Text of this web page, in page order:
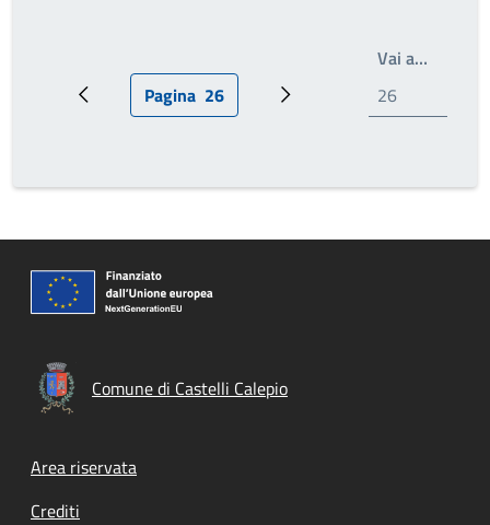
Pagina precedentePagina attuale
Pagina 26 Prossima pagina
Vai a…Write
Comune di Castelli Calepio
Footer menu
Area riservata
Crediti